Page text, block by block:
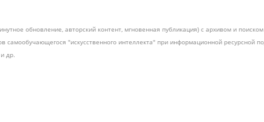
обновление, авторский контент, мгновенная публикация) с архивом и
самообучающегося "искусственного интеллекта" при информационной ресурсной
и др.